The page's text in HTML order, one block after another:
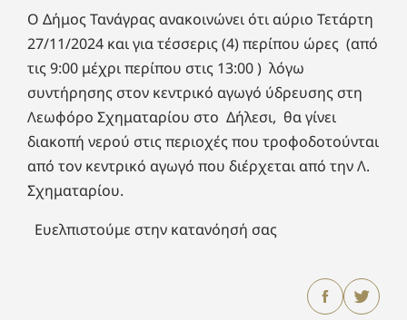
Ο Δήμος Τανάγρας ανακοινώνει ότι αύριο Τετάρτη
27/11/2024 και για τέσσερις (4) περίπου ώρες (από
τις 9:00 μέχρι περίπου στις 13:00 ) λόγω
συντήρησης στον κεντρικό αγωγό ύδρευσης στη
Λεωφόρο Σχηματαρίου στο Δήλεσι, θα γίνει
διακοπή νερού στις περιοχές που τροφοδοτούνται
από τον κεντρικό αγωγό που διέρχεται από την Λ.
Σχηματαρίου.
Ευελπιστούμε στην κατανόησή σας